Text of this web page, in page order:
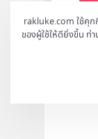
rakluke.com ใช้คุ
ของผู้ใช้ให้ดียิ่งขึ้น ท่า